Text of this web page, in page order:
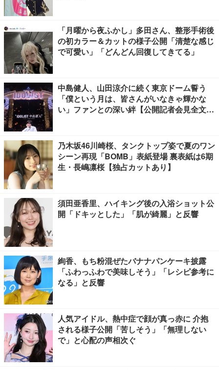
「月曜から夜ふかし」多田さん、整形手術後
の初カラー＆カットの様子公開「清楚な感じ
で可愛い」「どんどん回復してきてる」
中島健人、山田涼介に続く東京ドーム誓う
「僕という月は、皆さんがいなきゃ輝かな
い」ファンとの深い絆【公開記者会見全文
乃木坂46川崎桜、タンクトップ姿で夏のワン
シーン再現「BOMB」表紙登場 裏表紙は6期
生・長嶋凛桜【独占カットあり】
須田亜香里、ハイキング後の入浴ショット公
開「ドキッとした」「肌が綺麗」と反響
絢香、もち粉混ぜたバナナパンケーキ披露
「ふわっふわで美味しそう」「レシピ参考に
なる」と反響
人気アイドル、熱中症で顔が真っ赤に 介抱
される様子公開「苦しそう」「無理しない
で」と心配の声相次ぐ